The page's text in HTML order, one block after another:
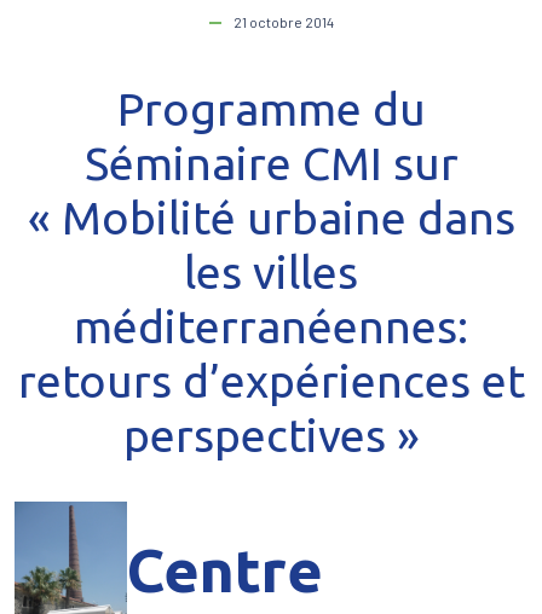
21 octobre 2014
Programme du
Séminaire CMI sur
« Mobilité urbaine dans
les villes
méditerranéennes:
retours d’expériences et
perspectives »
Centre